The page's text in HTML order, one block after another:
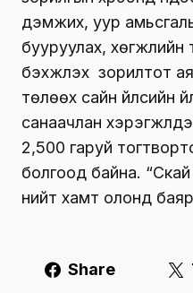
дэмжих, уур
бууруулах, хөгжлийн
бэхжүүлэх зорилтот
төлөөх сайн үйлсийн
санаачлан
2,500 гаруй
болгоод байна.
нийт хамт олонд баяр
Share